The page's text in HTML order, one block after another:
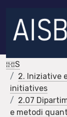
IRIS
2. Iniziative
initiatives
2.07
e metodi